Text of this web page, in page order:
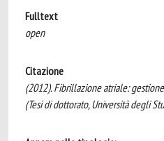
Fulltext
open
Citazione
(2012). Fibrillazione atriale:
(Tesi di dottorato, Università degli